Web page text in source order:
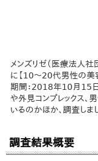
メンズリゼ（医療法人
に【10～20代男性の美
期間：2018年10月15
や外見コンプレックス、
いるのかほか、調査しま
調査結果概要